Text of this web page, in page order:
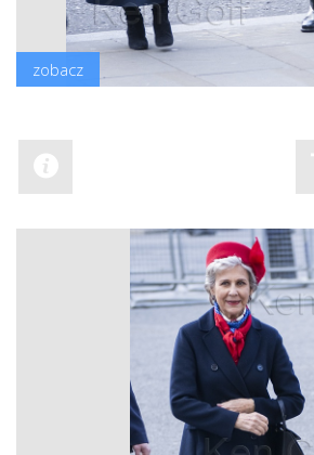
zobacz